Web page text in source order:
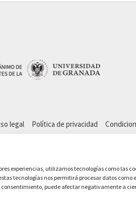
experiencias, utilizamos tecnologías como las
tecnologías nos permitirá procesar datos
consentimiento, puede afectar negativamente a
legal Política de privacidad